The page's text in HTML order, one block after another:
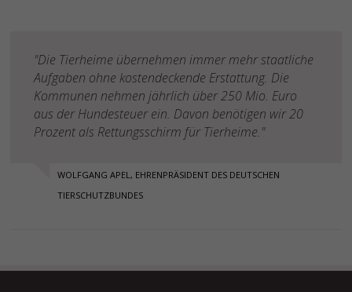
"Die Tierheime übernehmen immer mehr staatliche
Aufgaben ohne kostendeckende Erstattung. Die
Kommunen nehmen jährlich über 250 Mio. Euro
aus der Hundesteuer ein. Davon benötigen wir 20
Prozent als Rettungsschirm für Tierheime."
WOLFGANG APEL, EHRENPRÄSIDENT DES DEUTSCHEN
TIERSCHUTZBUNDES